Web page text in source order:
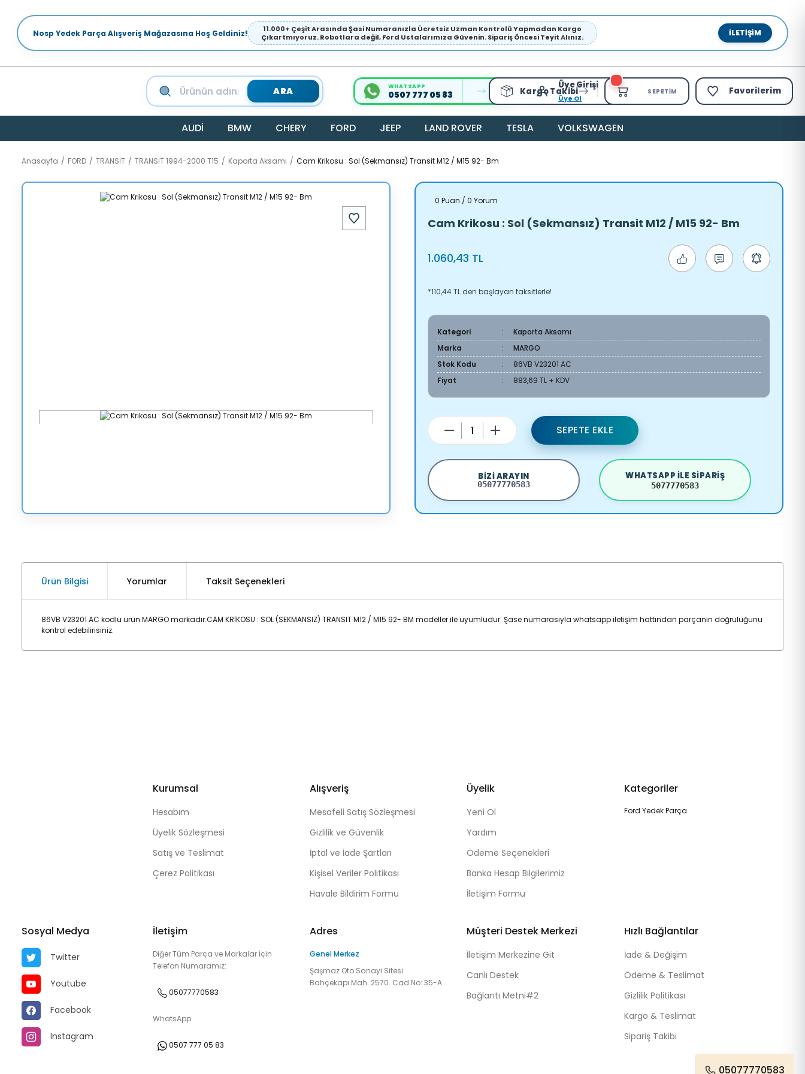
Nosp Yedek Parça Alışveriş Mağazasına Hoş Geldiniz!
11.000+ Çeşit Arasında Şasi Numaranızla Ücretsiz Uzman Kontrolü Yapmadan Kargo
Çıkartmıyoruz. Robotlara değil, Ford Ustalarımıza Güvenin. Sipariş Öncesi Teyit Alınız.
İLETIŞIM
ARA WHATSAPP
0507 777 05 83 Kargo Takibi
Üye Girişi
Üye Ol
SEPETIM Favorilerim
AUDİ BMW CHERY FORD JEEP LAND ROVER TESLA VOLKSWAGEN
Anasayfa FORD TRANSİT TRANSİT 1994-2000 T15 Kaporta Aksamı Cam Krikosu : Sol (Sekmansız) Transit M12 / M15 92- Bm
0 Puan / 0 Yorum
Cam Krikosu : Sol (Sekmansız) Transit M12 / M15 92- Bm
1.060,43 TL
*110,44 TL den başlayan taksitlerle!
Kategori
Kaporta Aksamı
Marka
MARGO
Stok Kodu
86VB V23201 AC
Fiyat
883,69 TL + KDV
SEPETE EKLE
BIZI ARAYIN
05077770583
WHATSAPP ILE SIPARIŞ
5077770583
Ürün Bilgisi Yorumlar Taksit Seçenekleri
86VB V23201 AC kodlu ürün MARGO markadır.CAM KRİKOSU : SOL (SEKMANSIZ) TRANSIT M12 / M15 92- BM modeller ile uyumludur. Şase numarasıyla whatsapp iletişim hattından parçanın doğruluğunu
kontrol edebilirisiniz.
Kurumsal
Hesabım
Üyelik Sözleşmesi
Satış ve Teslimat
Çerez Politikası
Alışveriş
Mesafeli Satış Sözleşmesi
Gizlilik ve Güvenlik
İptal ve İade Şartları
Kişisel Veriler Politikası
Havale Bildirim Formu
Üyelik
Yeni Ol
Yardım
Ödeme Seçenekleri
Banka Hesap Bilgilerimiz
İletişim Formu
Kategoriler
Ford Yedek Parça
Sosyal Medya
Twitter
Youtube
Facebook
Instagram
İletişim
Diğer Tüm Parça ve Markalar İçin
Telefon Numaramız:
05077770583
WhatsApp
0507 777 05 83
Adres
Genel Merkez
Şaşmaz Oto Sanayi Sitesi
Bahçekapı Mah. 2570. Cad No: 35-A
Müşteri Destek Merkezi
İletişim Merkezine Git
Canlı Destek
Bağlantı Metni#2
Hızlı Bağlantılar
İade & Değişim
Ödeme & Teslimat
Gizlilik Politikası
Kargo & Teslimat
Sipariş Takibi
05077770583